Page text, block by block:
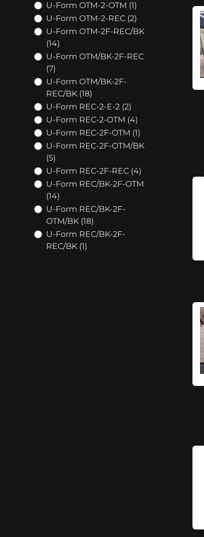
U-Form OTM-2-OTM (1)
U-Form OTM-2-REC (2)
U-Form OTM-2F-REC/BK
(14)
U-Form OTM/BK-2F-REC
(7)
U-Form OTM/BK-2F-
REC/BK (18)
U-Form REC-2-E-2 (2)
U-Form REC-2-OTM (4)
U-Form REC-2F-OTM (1)
U-Form REC-2F-OTM/BK
(5)
U-Form REC-2F-REC (4)
U-Form REC/BK-2F-OTM
(14)
U-Form REC/BK-2F-
OTM/BK (18)
U-Form REC/BK-2F-
REC/BK (1)